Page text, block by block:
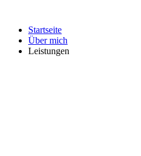
Startseite
Über mich
Leistungen